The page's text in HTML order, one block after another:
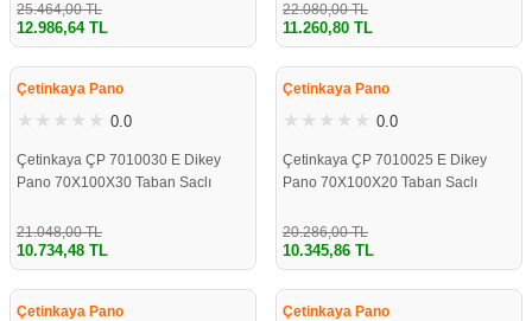
25.464,00 TL
12.986,64 TL
22.080,00 TL
11.260,80 TL
%49
Çetinkaya Pano
0.0
Çetinkaya ÇP 7010030 E Dikey
Pano 70X100X30 Taban Saclı
21.048,00 TL
10.734,48 TL
%49
Çetinkaya Pano
0.0
Çetinkaya ÇP 7010025 E Dikey
Pano 70X100X20 Taban Saclı
20.286,00 TL
10.345,86 TL
%49
Çetinkaya Pano
%49
Çetinkaya Pano